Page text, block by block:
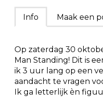
Info Maak een
Op zaterdag 30
Man Standing! Dit is
ik 3 uur lang op een
aandacht te vragen
Ik ga letterlijk èn